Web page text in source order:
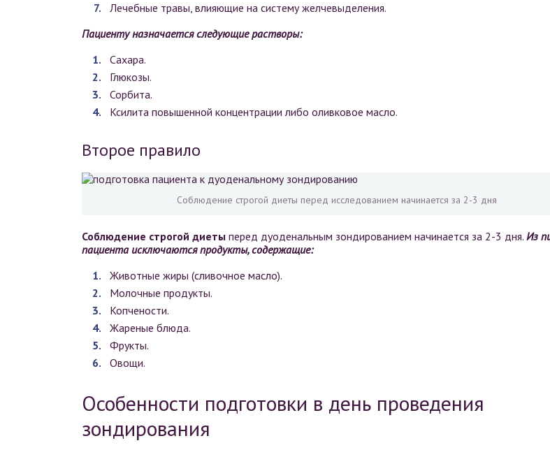
Лечебные травы, влияющие на систему желчевыделения.
Пациенту назначается следующие растворы:
Сахара.
Глюкозы.
Сорбита.
Ксилита повышенной концентрации либо оливковое масло.
Второе правило
Соблюдение строгой диеты перед исследованием начинается за 2-3 дня
Соблюдение строгой диеты перед дуоденальным зондированием начинается за 2-3 дня. Из
пациента исключаются продукты, содержащие:
Животные жиры (сливочное масло).
Молочные продукты.
Копчености.
Жареные блюда.
Фрукты.
Овощи.
Особенности подготовки в день проведения
зондирования